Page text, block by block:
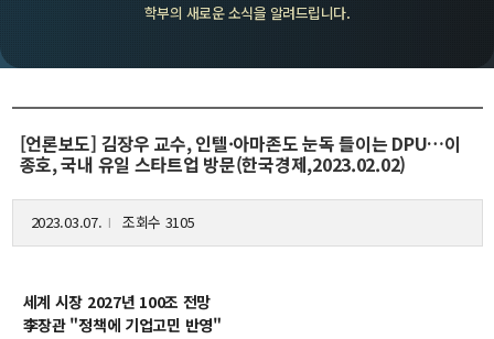
학부장 인사말
연혁
조직도
오시는 길
교수/연구
전임교수
객원교수
학부의 새로운 소식을 알려드립니다.
[언론보도] 김장우 교수, 인텔·아마존도 눈독 들이는 DPU…이
종호, 국내 유일 스타트업 방문(한국경제,2023.02.02)
2023.03.07. 조회수 3105
세계 시장 2027년 100조 전망
李장관 "정책에 기업고민 반영"